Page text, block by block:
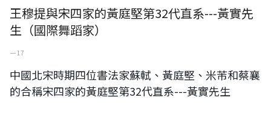
王穆提與宋四家的黃庭堅第32代直系---黃實先
生（國際舞蹈家）
一 17
中國北宋時期四位書法家蘇軾、黃庭堅、米芾和蔡襄
的合稱宋四家的黃庭堅第32代直系---黃實先生